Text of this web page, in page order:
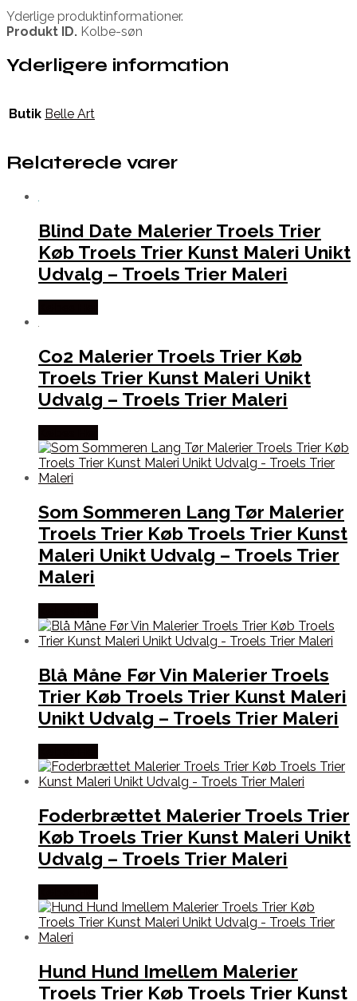
Yderlige produktinformationer.
Produkt ID. Kolbe-søn
Yderligere information
Butik Belle Art
Relaterede varer
Blind Date Malerier Troels Trier
Køb Troels Trier Kunst Maleri Unikt
Udvalg – Troels Trier Maleri
Co2 Malerier Troels Trier Køb
Troels Trier Kunst Maleri Unikt
Udvalg – Troels Trier Maleri
Som Sommeren Lang Tør Malerier
Troels Trier Køb Troels Trier Kunst
Maleri Unikt Udvalg – Troels Trier
Maleri
Blå Måne Før Vin Malerier Troels
Trier Køb Troels Trier Kunst Maleri
Unikt Udvalg – Troels Trier Maleri
Foderbrættet Malerier Troels Trier
Køb Troels Trier Kunst Maleri Unikt
Udvalg – Troels Trier Maleri
Hund Hund Imellem Malerier
Troels Trier Køb Troels Trier Kunst